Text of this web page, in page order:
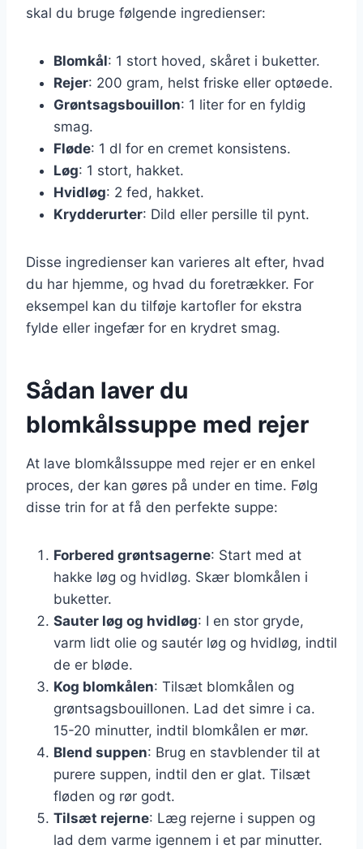
skal du bruge følgende ingredienser:
Blomkål: 1 stort hoved, skåret i buketter.
Rejer: 200 gram, helst friske eller optøede.
Grøntsagsbouillon: 1 liter for en fyldig
smag.
Fløde: 1 dl for en cremet konsistens.
Løg: 1 stort, hakket.
Hvidløg: 2 fed, hakket.
Krydderurter: Dild eller persille til pynt.
Disse ingredienser kan varieres alt efter, hvad
du har hjemme, og hvad du foretrækker. For
eksempel kan du tilføje kartofler for ekstra
fylde eller ingefær for en krydret smag.
Sådan laver du
blomkålssuppe med rejer
At lave blomkålssuppe med rejer er en enkel
proces, der kan gøres på under en time. Følg
disse trin for at få den perfekte suppe:
Forbered grøntsagerne: Start med at
hakke løg og hvidløg. Skær blomkålen i
buketter.
Sauter løg og hvidløg: I en stor gryde,
varm lidt olie og sautér løg og hvidløg, indtil
de er bløde.
Kog blomkålen: Tilsæt blomkålen og
grøntsagsbouillonen. Lad det simre i ca.
15-20 minutter, indtil blomkålen er mør.
Blend suppen: Brug en stavblender til at
purere suppen, indtil den er glat. Tilsæt
fløden og rør godt.
Tilsæt rejerne: Læg rejerne i suppen og
lad dem varme igennem i et par minutter.